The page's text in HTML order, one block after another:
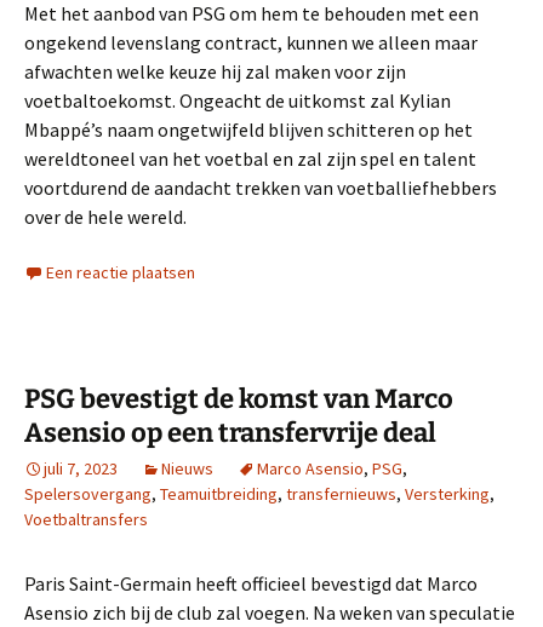
Met het aanbod van PSG om hem te behouden met een
ongekend levenslang contract, kunnen we alleen maar
afwachten welke keuze hij zal maken voor zijn
voetbaltoekomst. Ongeacht de uitkomst zal Kylian
Mbappé’s naam ongetwijfeld blijven schitteren op het
wereldtoneel van het voetbal en zal zijn spel en talent
voortdurend de aandacht trekken van voetballiefhebbers
over de hele wereld.
Een reactie plaatsen
PSG bevestigt de komst van Marco
Asensio op een transfervrije deal
juli 7, 2023 Nieuws Marco Asensio, PSG,
Spelersovergang, Teamuitbreiding, transfernieuws, Versterking,
Voetbaltransfers
Paris Saint-Germain heeft officieel bevestigd dat Marco
Asensio zich bij de club zal voegen. Na weken van speculatie